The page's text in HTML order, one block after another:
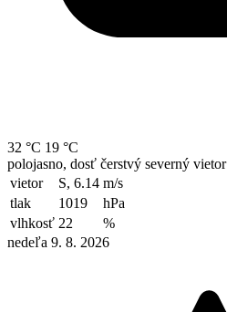
32 °C 19 °C
polojasno, dosť čerstvý severný vietor
vietor
S, 6.14 m/s
tlak
1019
hPa
vlhkosť 22
%
nedeľa 9. 8. 2026